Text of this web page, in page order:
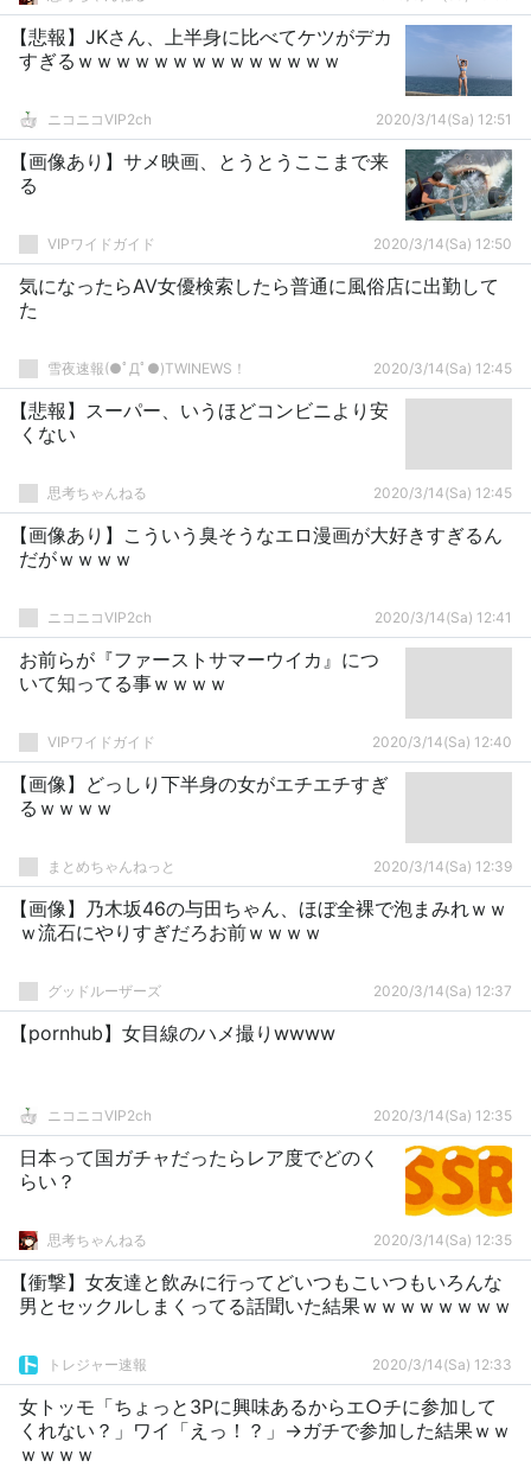
【悲報】JKさん、上半身に比べてケツがデカ
すぎるｗｗｗｗｗｗｗｗｗｗｗｗｗｗ
ニコニコVIP2ch 2020/3/14(Sa) 12:51
【画像あり】サメ映画、とうとうここまで来
る
VIPワイドガイド 2020/3/14(Sa) 12:50
気になったらAV女優検索したら普通に風俗店に出勤して
た
雪夜速報(●ﾟДﾟ●)TWINEWS！ 2020/3/14(Sa) 12:45
【悲報】スーパー、いうほどコンビニより安
くない
思考ちゃんねる 2020/3/14(Sa) 12:45
【画像あり】こういう臭そうなエロ漫画が大好きすぎるん
だがｗｗｗｗ
ニコニコVIP2ch 2020/3/14(Sa) 12:41
お前らが『ファーストサマーウイカ』につ
いて知ってる事ｗｗｗｗ
VIPワイドガイド 2020/3/14(Sa) 12:40
【画像】どっしり下半身の女がエチエチすぎ
るｗｗｗｗ
まとめちゃんねっと 2020/3/14(Sa) 12:39
【画像】乃木坂46の与田ちゃん、ほぼ全裸で泡まみれｗｗ
ｗ流石にやりすぎだろお前ｗｗｗｗ
グッドルーザーズ 2020/3/14(Sa) 12:37
【pornhub】女目線のハメ撮りwwww
ニコニコVIP2ch 2020/3/14(Sa) 12:35
日本って国ガチャだったらレア度でどのく
らい？
思考ちゃんねる 2020/3/14(Sa) 12:35
【衝撃】女友達と飲みに行ってどいつもこいつもいろんな
男とセックルしまくってる話聞いた結果ｗｗｗｗｗｗｗｗ
トレジャー速報 2020/3/14(Sa) 12:33
女トッモ「ちょっと3Pに興味あるからエ○チに参加して
くれない？」ワイ「えっ！？」→ガチで参加した結果ｗｗ
ｗｗｗｗ